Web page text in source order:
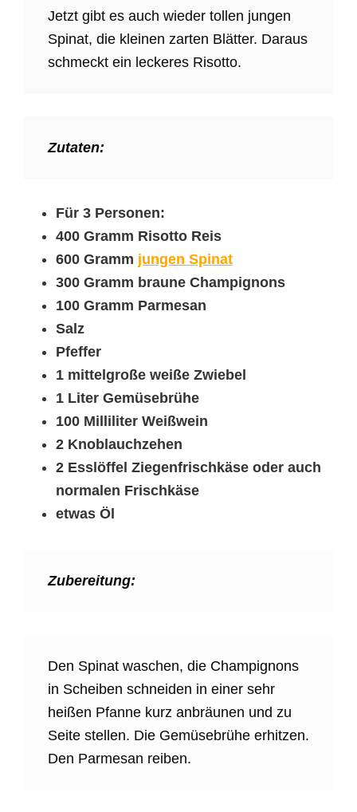
Jetzt gibt es auch wieder tollen jungen
Spinat, die kleinen zarten Blätter. Daraus
schmeckt ein leckeres Risotto.
Zutaten:
Für 3 Personen:
400 Gramm Risotto Reis
600 Gramm jungen Spinat
300 Gramm braune Champignons
100 Gramm Parmesan
Salz
Pfeffer
1 mittelgroße weiße Zwiebel
1 Liter Gemüsebrühe
100 Milliliter Weißwein
2 Knoblauchzehen
2 Esslöffel Ziegenfrischkäse oder auch
normalen Frischkäse
etwas Öl
Zubereitung:
Den Spinat waschen, die Champignons
in Scheiben schneiden in einer sehr
heißen Pfanne kurz anbräunen und zu
Seite stellen. Die Gemüsebrühe erhitzen.
Den Parmesan reiben.